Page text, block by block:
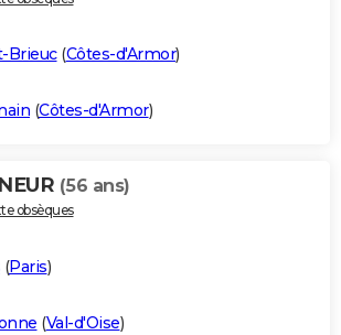
Brieuc(Côtes-d'Armor)
(Côtes-d'Armor)
(56 ans)
obsèques
(Paris)
(Val-d'Oise)